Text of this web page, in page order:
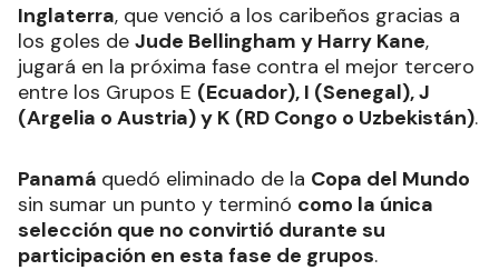
Inglaterra, que venció a los caribeños gracias a
los goles de Jude Bellingham y Harry Kane,
jugará en la próxima fase contra el mejor tercero
entre los Grupos E (Ecuador), I (Senegal), J
(Argelia o Austria) y K (RD Congo o Uzbekistán).
Panamá quedó eliminado de la Copa del Mundo
sin sumar un punto y terminó como la única
selección que no convirtió durante su
participación en esta fase de grupos.